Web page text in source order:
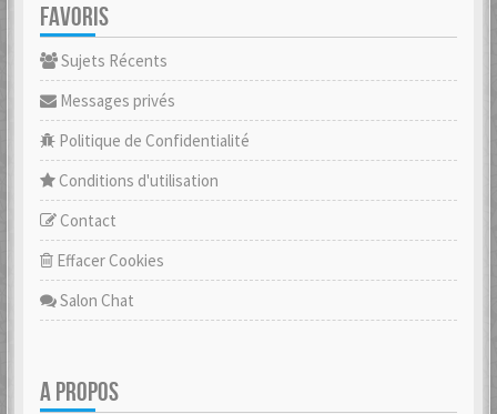
FAVORIS
Sujets Récents
Messages privés
Politique de Confidentialité
Conditions d'utilisation
Contact
Effacer Cookies
Salon Chat
A PROPOS